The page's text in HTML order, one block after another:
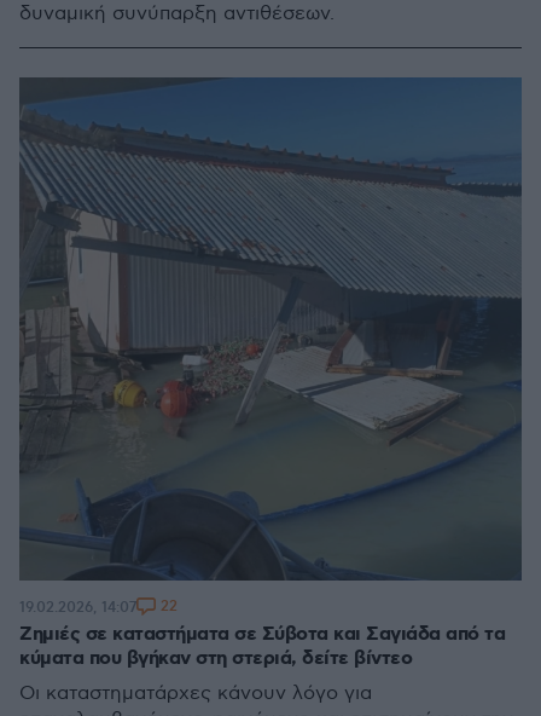
δυναμική συνύπαρξη αντιθέσεων.
Ζημιές σε καταστήματα σε Σύβοτα και Σαγιάδα από τα
κύματα που βγήκαν στη στεριά, δείτε βίντεο
Οι καταστηματάρχες κάνουν λόγο για
19.02.2026, 14:07 22